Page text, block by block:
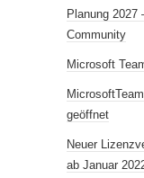
Planung 2027
Community
Microsoft
geöffnet
Neuer
ab Januar